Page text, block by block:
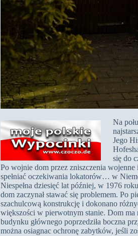
Na
Jego
się do
Po wojnie dom przez zniszczenia wojenne
spełniać oczekiwania lokatorów… w
Niespełna dziesięć lat później, w 1976
dom zaczynał stawać się problemem. Po
szachulcową konstrukcję i dokonano
większości w pierwotnym stanie. Dom ma
budynku głównego poprzedziła boczna
można osiagnac ochronę zabytków, jeśli